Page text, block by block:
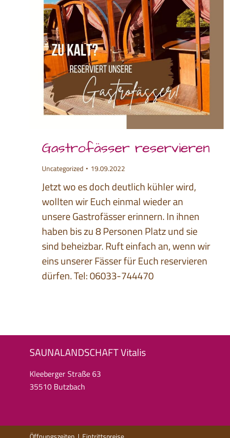
Gastrofässer reservieren
Uncategorized 19.09.2022
Jetzt wo es doch deutlich kühler wird,
wollten wir Euch einmal wieder an
unsere Gastrofässer erinnern. In ihnen
haben bis zu 8 Personen Platz und sie
sind beheizbar. Ruft einfach an, wenn wir
eins unserer Fässer für Euch reservieren
dürfen. Tel: 06033-744470
SAUNALANDSCHAFT Vitalis
Kleeberger Straße 63
35510 Butzbach